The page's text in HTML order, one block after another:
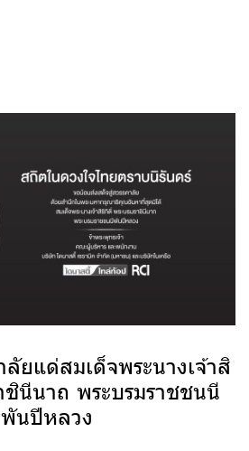
ยแด่สมเด็จพระนางเจ้าสิ
ชินีนาถ พระบรมราชชนนี
พันปีหลวง